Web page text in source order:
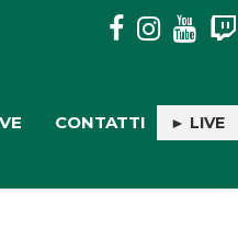
IN ASPROMONTE
CONTATTI ► LIVE